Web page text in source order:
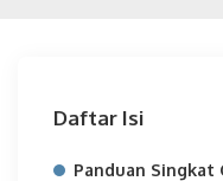
Daftar Isi
Panduan Singkat